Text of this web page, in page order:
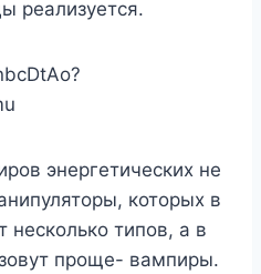
реализуется.
энергетических не
которых в
несколько типов, а в
проще- вампиры.